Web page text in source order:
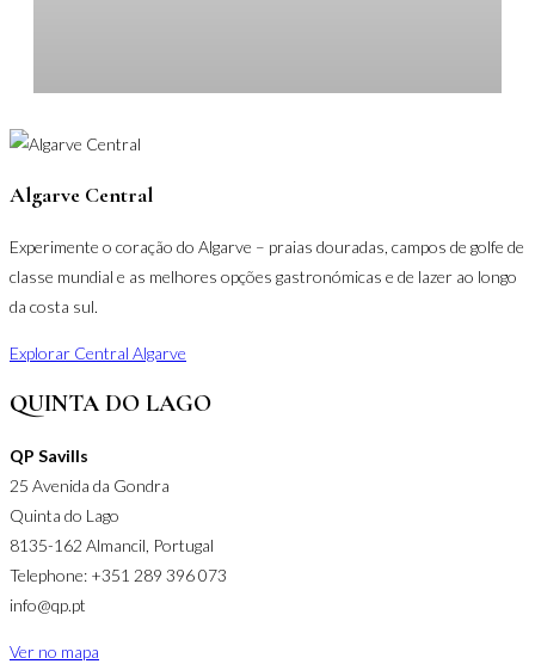
Algarve Central
Experimente o coração do Algarve – praias douradas, campos de golfe de
classe mundial e as melhores opções gastronómicas e de lazer ao longo
da costa sul.
Explorar Central Algarve
QUINTA DO LAGO
QP Savills
25 Avenida da Gondra
Quinta do Lago
8135-162 Almancil, Portugal
Telephone: +351 289 396 073
info@qp.pt
Ver no mapa